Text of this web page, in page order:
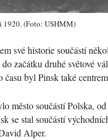
1920. (Foto: USHMM)
své historie součástí
začátku druhé světové
času byl Pinsk také
město součástí Polska,
se stal součástí
Alper.